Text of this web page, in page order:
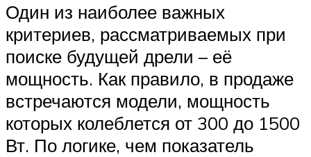
Один из наиболее важных
критериев, рассматриваемых при
поиске будущей дрели – её
мощность. Как правило, в продаже
встречаются модели, мощность
которых колеблется от 300 до 1500
Вт. По логике, чем показатель